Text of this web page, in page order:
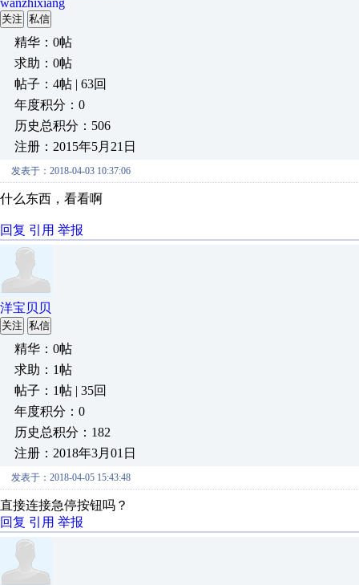
wanzhixiang
关注 私信
精华：0帖
求助：0帖
帖子：4帖 | 63回
年度积分：0
历史总积分：506
注册：2015年5月21日
发表于：2018-04-03 10:37:06
什么东西，看看啊
回复 引用 举报
洋宝贝贝
关注 私信
精华：0帖
求助：1帖
帖子：1帖 | 35回
年度积分：0
历史总积分：182
注册：2018年3月01日
发表于：2018-04-05 15:43:48
直接连接急停按钮吗？
回复 引用 举报